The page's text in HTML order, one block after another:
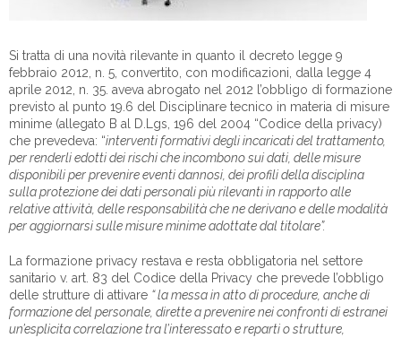
Si tratta di una novità rilevante in quanto il decreto legge 9
febbraio 2012, n. 5, convertito, con modificazioni, dalla legge 4
aprile 2012, n. 35. aveva abrogato nel 2012 l’obbligo di formazione
previsto al punto 19.6 del Disciplinare tecnico in materia di misure
minime (allegato B al D.Lgs, 196 del 2004 “Codice della privacy)
che prevedeva: “interventi formativi degli incaricati del trattamento,
per renderli edotti dei rischi che incombono sui dati, delle misure
disponibili per prevenire eventi dannosi, dei profili della disciplina
sulla protezione dei dati personali più rilevanti in rapporto alle
relative attività, delle responsabilità che ne derivano e delle modalità
per aggiornarsi sulle misure minime adottate dal titolare”.
La formazione privacy restava e resta obbligatoria nel settore
sanitario v. art. 83 del Codice della Privacy che prevede l’obbligo
delle strutture di attivare “ la messa in atto di procedure, anche di
formazione del personale, dirette a prevenire nei confronti di estranei
un’esplicita correlazione tra l’interessato e reparti o strutture,